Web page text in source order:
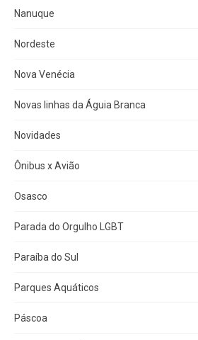
Nanuque
Nordeste
Nova Venécia
Novas linhas da Águia Branca
Novidades
Ônibus x Avião
Osasco
Parada do Orgulho LGBT
Paraíba do Sul
Parques Aquáticos
Páscoa